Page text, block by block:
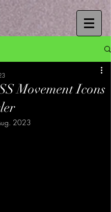
Movement Icons
2023